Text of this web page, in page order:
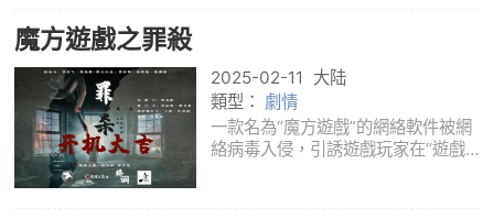
魔方遊戲之罪殺
2025-02-11
大陆
類型： 劇情
一款名為“魔方遊戲”的網絡軟件被網
絡病毒入侵，引誘遊戲玩家在“遊戲